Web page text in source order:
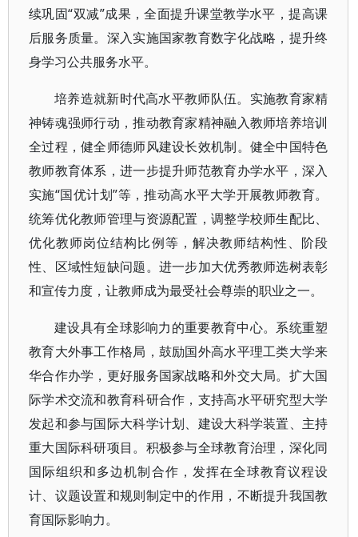
续巩固“双减”成果，全面提升课堂教学水平，提高课
后服务质量。深入实施国家教育数字化战略，提升终
身学习公共服务水平。
培养造就新时代高水平教师队伍。实施教育家精
神铸魂强师行动，推动教育家精神融入教师培养培训
全过程，健全师德师风建设长效机制。健全中国特色
教师教育体系，进一步提升师范教育办学水平，深入
实施“国优计划”等，推动高水平大学开展教师教育。
统筹优化教师管理与资源配置，调整学校师生配比、
优化教师岗位结构比例等，解决教师结构性、阶段
性、区域性短缺问题。进一步加大优秀教师选树表彰
和宣传力度，让教师成为最受社会尊崇的职业之一。
建设具有全球影响力的重要教育中心。系统重塑
教育大外事工作格局，鼓励国外高水平理工类大学来
华合作办学，更好服务国家战略和外交大局。扩大国
际学术交流和教育科研合作，支持高水平研究型大学
发起和参与国际大科学计划、建设大科学装置、主持
重大国际科研项目。积极参与全球教育治理，深化同
国际组织和多边机制合作，发挥在全球教育议程设
计、议题设置和规则制定中的作用，不断提升我国教
育国际影响力。